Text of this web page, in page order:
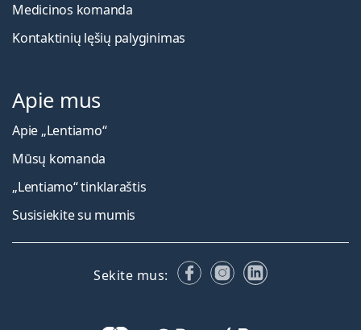
Medicinos komanda
Kontaktinių lęšių palyginimas
Apie mus
Apie „Lentiamo“
Mūsų komanda
„Lentiamo“ tinklaraštis
Susisiekite su mumis
Sekite mus: FacebookInstagram
LinkedIn